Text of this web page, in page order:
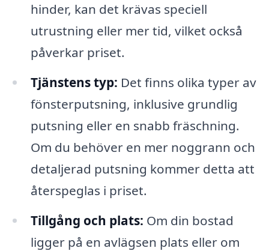
hinder, kan det krävas speciell
utrustning eller mer tid, vilket också
påverkar priset.
Tjänstens typ: Det finns olika typer av
fönsterputsning, inklusive grundlig
putsning eller en snabb fräschning.
Om du behöver en mer noggrann och
detaljerad putsning kommer detta att
återspeglas i priset.
Tillgång och plats: Om din bostad
ligger på en avlägsen plats eller om